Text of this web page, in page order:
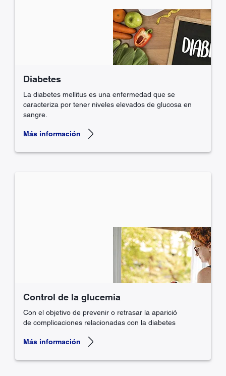
Diabetes
La diabetes mellitus es una enfermedad que se
caracteriza por tener niveles elevados de glucosa en
sangre.
Más información
Control de la glucemia
Con el objetivo de prevenir o retrasar la aparició
de complicaciones relacionadas con la diabetes
Más información